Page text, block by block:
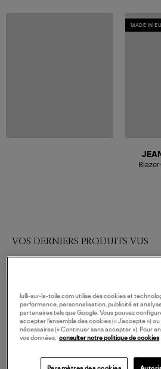
MADE IN
VOS DERNIERS PRODUITS VUS
lulli-sur-la-toile.com utilise des cookies et
performance, personnalisation, publicité et
partenaires tels que Google. Vous pouvez
accepter l’ensemble des cookies (« J’accepte »)
nécessaires (« Continuer sans accepter »). Pour
vos données,
consulter notre politique de cookies